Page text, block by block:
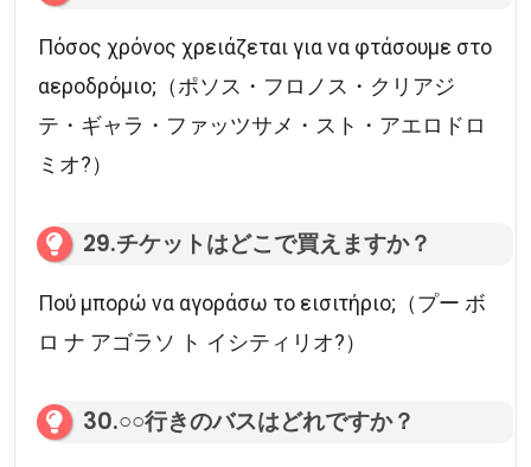
Πόσος χρόνος χρειάζεται για να φτάσουμε στο
αεροδρόμιο;（ポソス・フロノス・クリアジ
テ・ギャラ・ファッツサメ・スト・アエロドロ
ミオ?）
29.チケットはどこで買えますか？
Πού μπορώ να αγοράσω το εισιτήριο;（プー ボ
ロ ナ アゴラソ ト イシティリオ?）
30.○○行きのバスはどれですか？